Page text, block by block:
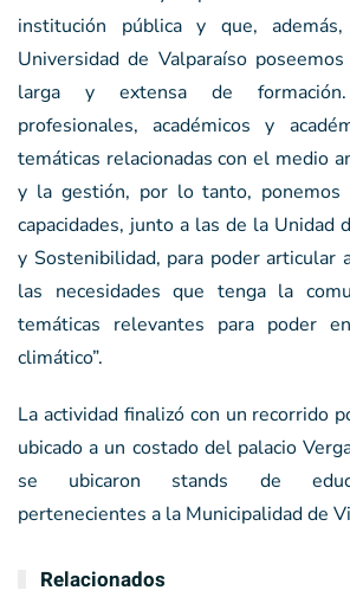
institución pública y que,
Universidad de Valparaíso
larga y extensa de
profesionales, académicos y
temáticas relacionadas con el medio
y la gestión, por lo tanto, ponemos
capacidades, junto a las de la Unidad
y Sostenibilidad, para poder articular
las necesidades que tenga la
temáticas relevantes para poder
climático”.
La actividad finalizó con un recorrido
ubicado a un costado del palacio
se ubicaron stands de
pertenecientes a la Municipalidad de
Relacionados